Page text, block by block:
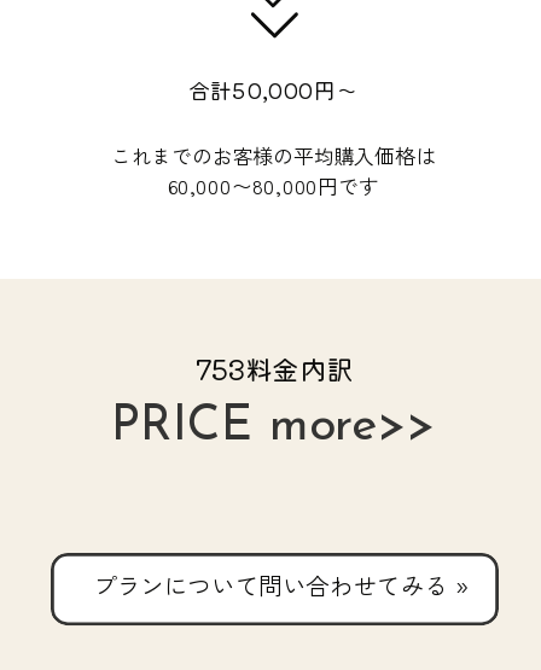
合計50,000円〜
これまでのお客様の平均購入価格は
60,000〜80,000円です
753料金内訳
PRICE more>>
プランについて問い合わせてみる »